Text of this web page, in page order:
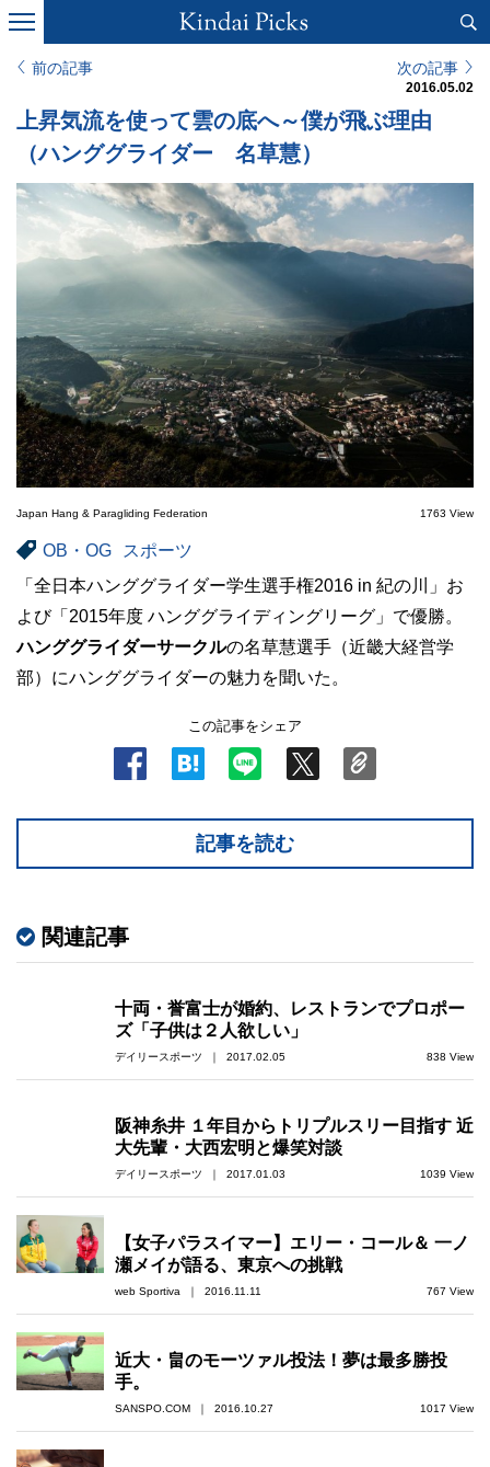
前の記事 次の記事
2016.05.02
上昇気流を使って雲の底へ～僕が飛ぶ理由
（ハンググライダー 名草慧）
Japan Hang & Paragliding Federation 1763 View
OB・OG
スポーツ
「全日本ハンググライダー学生選手権2016 in 紀の川」お
よび「2015年度 ハンググライディングリーグ」で優勝。
ハンググライダーサークルの名草慧選手（近畿大経営学
部）にハンググライダーの魅力を聞いた。
この記事をシェア
記事を読む
関連記事
十両・誉富士が婚約、レストランでプロポー
ズ「子供は２人欲しい」
デイリースポーツ ｜ 2017.02.05 838 View
阪神糸井 １年目からトリプルスリー目指す 近
大先輩・大西宏明と爆笑対談
デイリースポーツ ｜ 2017.01.03 1039 View
【女子パラスイマー】エリー・コール＆ 一ノ
瀬メイが語る、東京への挑戦
web Sportiva ｜ 2016.11.11 767 View
近大・畠のモーツァル投法！夢は最多勝投
手。
SANSPO.COM ｜ 2016.10.27 1017 View